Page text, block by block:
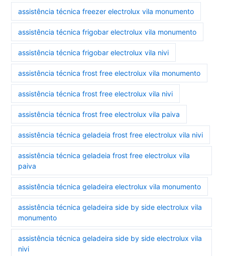
assistência técnica freezer electrolux vila monumento
assistência técnica frigobar electrolux vila monumento
assistência técnica frigobar electrolux vila nivi
assistência técnica frost free electrolux vila monumento
assistência técnica frost free electrolux vila nivi
assistência técnica frost free electrolux vila paiva
assistência técnica geladeia frost free electrolux vila nivi
assistência técnica geladeia frost free electrolux vila
paiva
assistência técnica geladeira electrolux vila monumento
assistência técnica geladeira side by side electrolux vila
monumento
assistência técnica geladeira side by side electrolux vila
nivi